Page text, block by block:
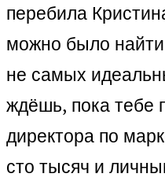
перебила
можно было
не самых
ждёшь, пока тебе
директора по
сто тысяч и